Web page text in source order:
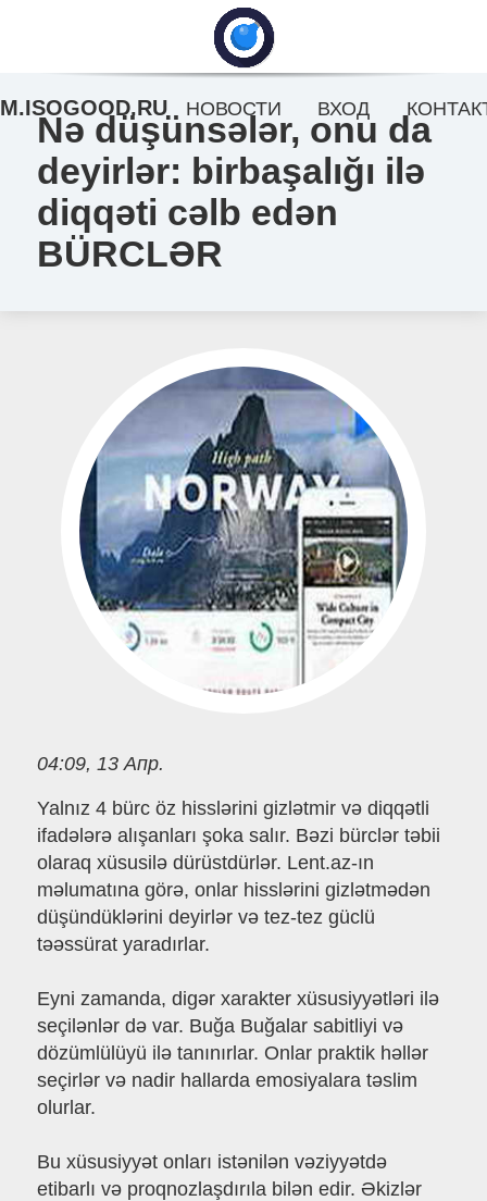
Nə düşünsələr, onu da
deyirlər: birbaşalığı ilə
diqqəti cəlb edən
BÜRCLƏR
04:09, 13 Апр.
Yalnız 4 bürc öz hisslərini gizlətmir və diqqətli
ifadələrə alışanları şoka salır. Bəzi bürclər təbii
olaraq xüsusilə dürüstdürlər. Lent.az-ın
məlumatına görə, onlar hisslərini gizlətmədən
düşündüklərini deyirlər və tez-tez güclü
təəssürat yaradırlar.
Eyni zamanda, digər xarakter xüsusiyyətləri ilə
seçilənlər də var. Buğa Buğalar sabitliyi və
dözümlülüyü ilə tanınırlar. Onlar praktik həllər
seçirlər və nadir hallarda emosiyalara təslim
olurlar.
Bu xüsusiyyət onları istənilən vəziyyətdə
etibarlı və proqnozlaşdırıla bilən edir. Əkizlər
M.ISOGOOD.RU НОВОСТИ ВХОД